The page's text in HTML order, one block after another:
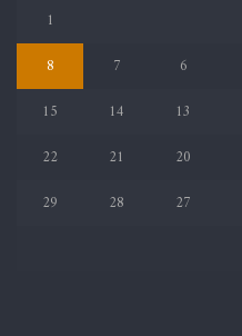
1
6
7
8
13
14
15
20
21
22
27
28
29